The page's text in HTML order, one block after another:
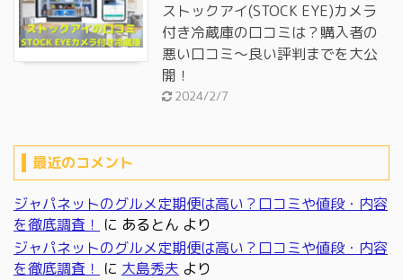
ストックアイ(STOCK EYE)カメラ
付き冷蔵庫の口コミは？購入者の
悪い口コミ～良い評判までを大公
開！
2024/2/7
最近のコメント
ジャパネットのグルメ定期便は高い？口コミや値段・内容
を徹底調査！ に あるとん より
ジャパネットのグルメ定期便は高い？口コミや値段・内容
を徹底調査！ に 大島秀夫 より